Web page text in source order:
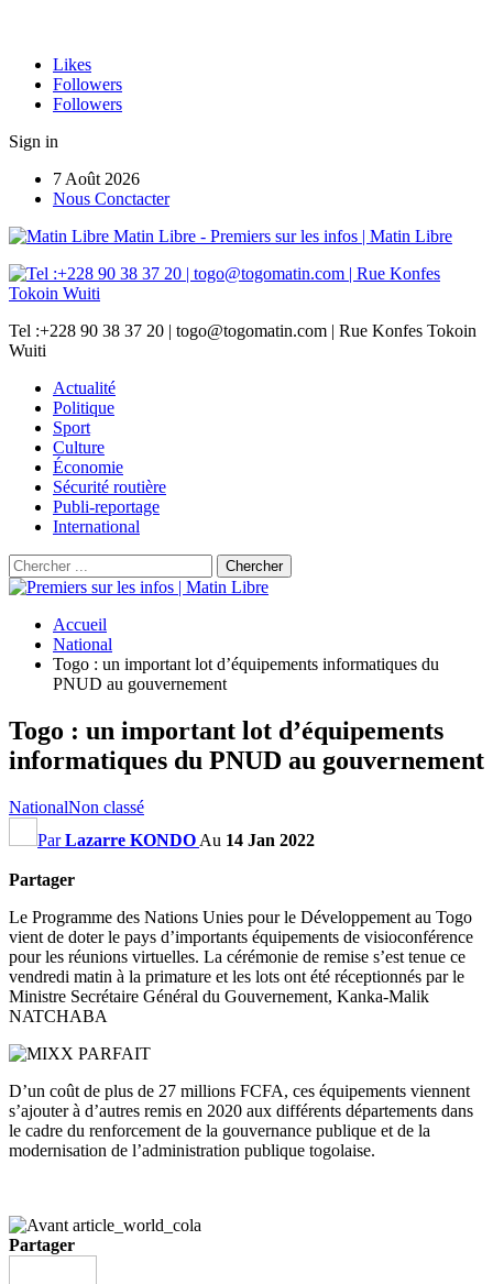
Likes
Followers
Followers
Sign in
7 Août 2026
Nous Conctacter
Matin Libre - Premiers sur les infos | Matin Libre
Tel :+228 90 38 37 20 | togo@togomatin.com | Rue Konfes Tokoin
Wuiti
Actualité
Politique
Sport
Culture
Économie
Sécurité routière
Publi-reportage
International
Accueil
National
Togo : un important lot d’équipements informatiques du
PNUD au gouvernement
Togo : un important lot d’équipements
informatiques du PNUD au gouvernement
NationalNon classé
ParLazarre KONDO Au 14 Jan 2022
Partager
Le Programme des Nations Unies pour le Développement au Togo
vient de doter le pays d’importants équipements de visioconférence
pour les réunions virtuelles. La cérémonie de remise s’est tenue ce
vendredi matin à la primature et les lots ont été réceptionnés par le
Ministre Secrétaire Général du Gouvernement, Kanka-Malik
NATCHABA
D’un coût de plus de 27 millions FCFA, ces équipements viennent
s’ajouter à d’autres remis en 2020 aux différents départements dans
le cadre du renforcement de la gouvernance publique et de la
modernisation de l’administration publique togolaise.
Partager